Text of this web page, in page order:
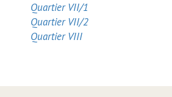
Quartier VII/1
Quartier VII/2
Quartier VIII